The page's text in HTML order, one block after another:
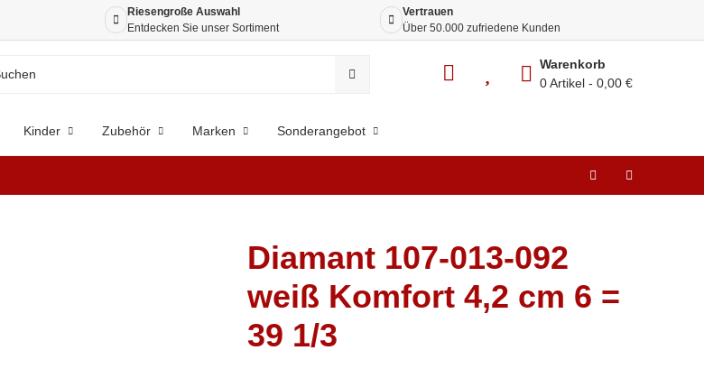
Riesengroße Auswahl
Entdecken Sie unser Sortiment
Vertrauen
Über 50.000 zufriedene Kunden
Kinder Zubehör Marken Sonderangebot
Warenkorb
0 Artikel
0,00 €
Diamant 107-013-092
weiß Komfort 4,2 cm 6 =
39 1/3